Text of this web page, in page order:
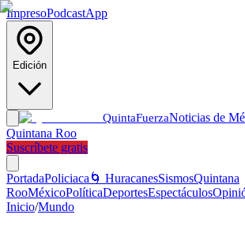
ImpresoPodcastApp
Edición
QuintaFuerzaNoticias de
Quintana Roo
Suscríbete gratis
PortadaPoliciaca 🌀 HuracanesSismosQuintana
RooMéxicoPolíticaDeportesEspectáculos
Inicio/Mundo